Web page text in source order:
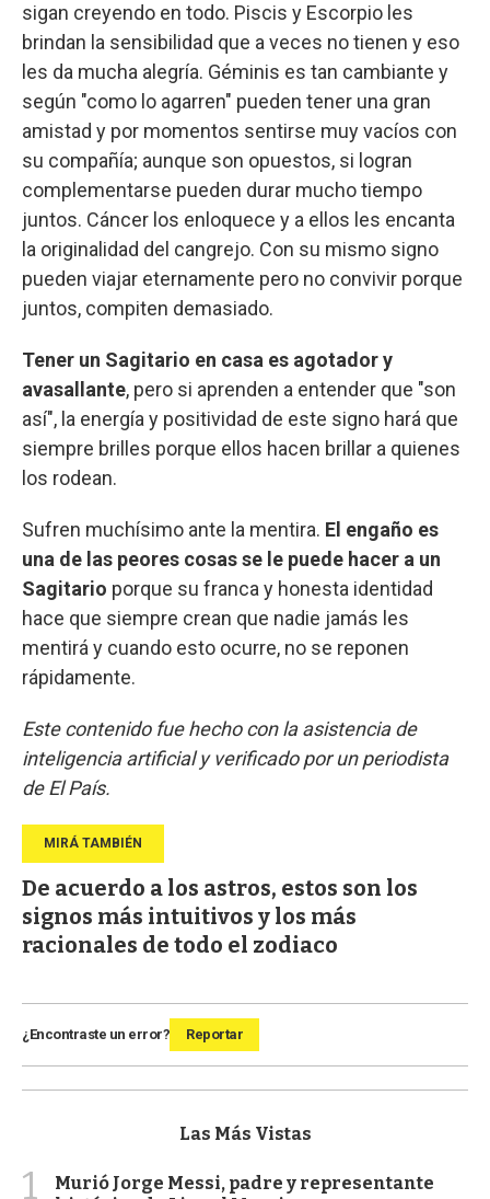
sigan creyendo en todo. Piscis y Escorpio les
brindan la sensibilidad que a veces no tienen y eso
les da mucha alegría. Géminis es tan cambiante y
según "como lo agarren" pueden tener una gran
amistad y por momentos sentirse muy vacíos con
su compañía; aunque son opuestos, si logran
complementarse pueden durar mucho tiempo
juntos. Cáncer los enloquece y a ellos les encanta
la originalidad del cangrejo. Con su mismo signo
pueden viajar eternamente pero no convivir porque
juntos, compiten demasiado.
Tener un Sagitario en casa es agotador y
avasallante, pero si aprenden a entender que "son
así", la energía y positividad de este signo hará que
siempre brilles porque ellos hacen brillar a quienes
los rodean.
Sufren muchísimo ante la mentira. El engaño es
una de las peores cosas se le puede hacer a un
Sagitario porque su franca y honesta identidad
hace que siempre crean que nadie jamás les
mentirá y cuando esto ocurre, no se reponen
rápidamente.
Este contenido fue hecho con la asistencia de
inteligencia artificial y verificado por un periodista
de El País.
De acuerdo a los astros, estos son los
signos más intuitivos y los más
racionales de todo el zodiaco
¿Encontraste un error? Reportar
Las Más Vistas
1
Murió Jorge Messi, padre y representante